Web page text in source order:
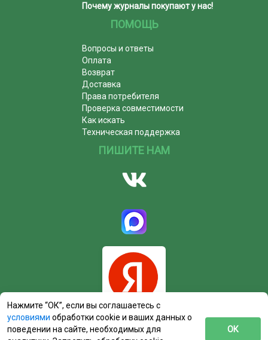
Почему журналы покупают у нас!
ПОМОЩЬ
Вопросы и ответы
Оплата
Возврат
Доставка
Права потребителя
Проверка совместимости
Как искать
Техническая поддержка
ПИШИТЕ НАМ
Нажмите “ОК”, если вы соглашаетесь с
условиями обработки cookie и ваших данных о
поведении на сайте, необходимых для
ОК